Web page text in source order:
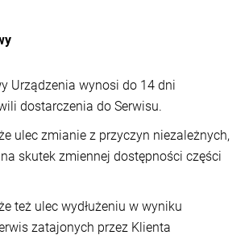
Urządzenia wynosi do 14 dni
dostarczenia do Serwisu.
ulec zmianie z przyczyn niezależnych,
skutek zmiennej dostępności części
też ulec wydłużeniu w wyniku
zatajonych przez Klienta